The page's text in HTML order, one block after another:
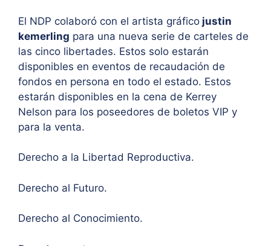
El NDP colaboró con el artista gráfico justin
kemerling para una nueva serie de carteles de
las cinco libertades. Estos solo estarán
disponibles en eventos de recaudación de
fondos en persona en todo el estado. Estos
estarán disponibles en la cena de Kerrey
Nelson para los poseedores de boletos VIP y
para la venta.
Derecho a la Libertad Reproductiva.
Derecho al Futuro.
Derecho al Conocimiento.